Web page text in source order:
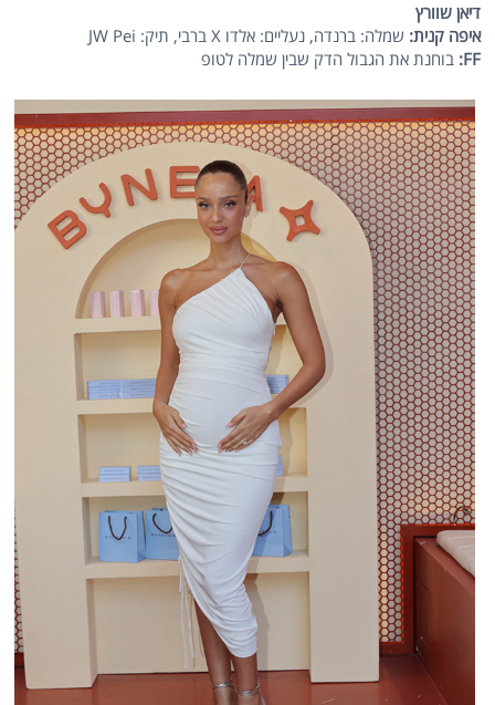
דיאן שוורץ
איפה קנית: שמלה: ברנדה, נעליים: אלדו X ברבי, תיק: JW Pei
FF
: בוחנת את הגבול הדק שבין שמלה לטופ